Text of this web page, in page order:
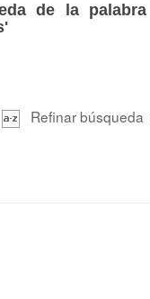
de la
Refinar búsqueda